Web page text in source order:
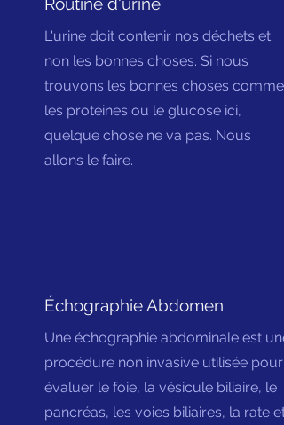
L'urine doit contenir nos déchets et
non les bonnes choses. Si nous
trouvons les bonnes choses comme
les protéines ou le glucose ici,
quelque chose ne va pas. Nous
allons le faire.
Échographie Abdomen
Une échographie abdominale est une
procédure non invasive utilisée pour
évaluer le foie, la vésicule biliaire, le
pancréas, les voies biliaires, la rate et